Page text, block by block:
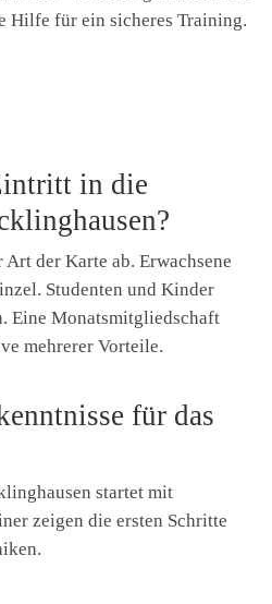
Hilfe für ein sicheres Training.
in die
der Karte ab. Erwachsene
Studenten und Kinder
Eine Monatsmitgliedschaft
mehrerer Vorteile.
für das
startet mit
zeigen die ersten Schritte